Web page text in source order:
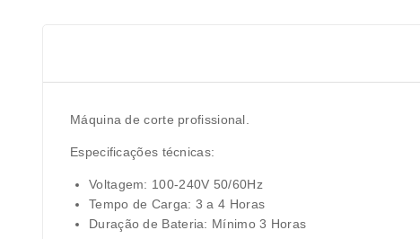
Máquina de corte profissional.
Especificações técnicas:
Voltagem: 100-240V 50/60Hz
Tempo de Carga: 3 a 4 Horas
Duração de Bateria: Mínimo 3 Horas